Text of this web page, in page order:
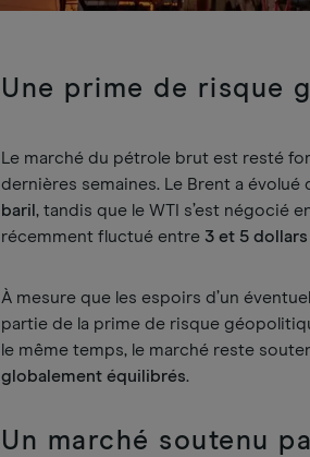
Une prime de risque
Le marché du pétrole brut est resté
dernières semaines. Le Brent a
baril, tandis que le WTI s’est négocié
récemment fluctué entre 3 et 5
À mesure que les espoirs d’un
partie de la prime de risque
le même temps, le marché reste
globalement équilibrés.
Un marché soutenu